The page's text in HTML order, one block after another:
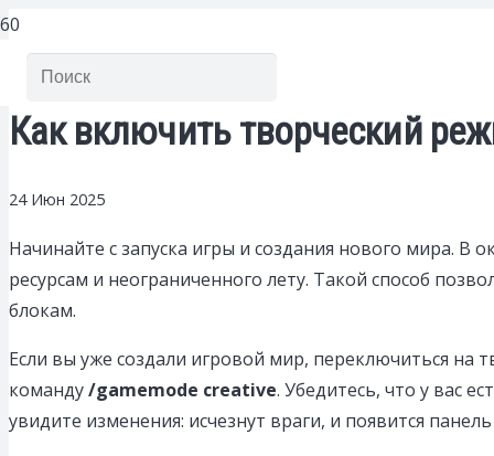
Как включить творческий
24 Июн 2025
Начинайте с запуска игры и создания нового мира. В
ресурсам и неограниченного лету. Такой способ
блокам.
Если вы уже создали игровой мир, переключиться
команду/gamemode creative. Убедитесь, что у вас
увидите изменения: исчезнут враги, и появится